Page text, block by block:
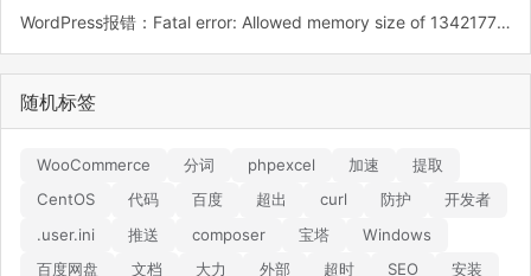
WordPress报错：Fatal error: Allowed memory size of 134217728 bytes exhausted (tried to allocate 20480 bytes)
随机标签
WooCommerce 分词 phpexcel 加速
提取
CentOS
代码 百度 超出 curl 防护
开发者
.user.ini
推送 composer 宝塔
Windows
百度网盘
文档 大力 外部 超时 SEO 安装